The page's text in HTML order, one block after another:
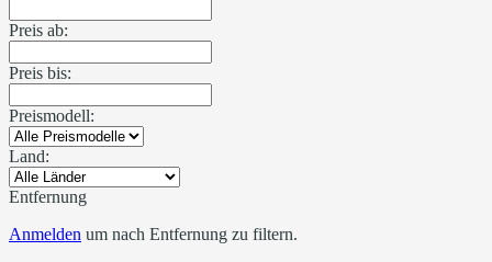
Preis ab:
Preis bis:
Preismodell:
Land:
Entfernung
Anmelden um nach Entfernung zu filtern.